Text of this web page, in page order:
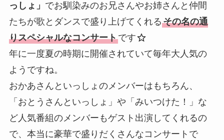
っしょ」 でお馴染みのお兄さんやお姉さんと仲間
たちが歌とダンスで盛り上げてくれるその名の通
りスペシャルなコンサートです
年に一度夏の時期に開催されていて毎年大人気の
ようですね。
おかあさんといっしょのメンバーはもちろん、
「おとうさんといっしょ」や「みいつけた！」な
ど人気番組のメンバーもゲスト出演してくれるの
で、本当に豪華で盛りだくさんなコンサートで